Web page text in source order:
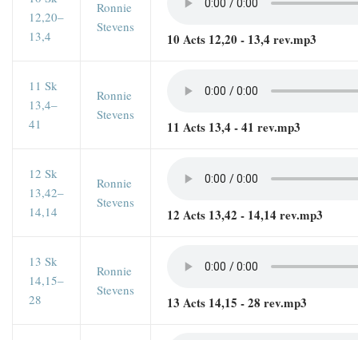
12,20–
13,4
Ronnie
Stevens
10 Acts 12,20 - 13,4 rev.mp3
11 Sk
13,4–
41
Ronnie
Stevens
11 Acts 13,4 - 41 rev.mp3
12 Sk
13,42–
14,14
Ronnie
Stevens
12 Acts 13,42 - 14,14 rev.mp3
13 Sk
14,15–
28
Ronnie
Stevens
13 Acts 14,15 - 28 rev.mp3